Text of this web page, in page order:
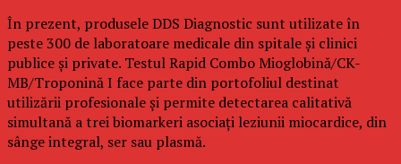
În prezent, produsele DDS Diagnostic sunt utilizate în
peste 300 de laboratoare medicale din spitale și clinici
publice și private. Testul Rapid Combo Mioglobină/CK-
MB/Troponină I face parte din portofoliul destinat
utilizării profesionale și permite detectarea calitativă
simultană a trei biomarkeri asociați leziunii miocardice, din
sânge integral, ser sau plasmă.